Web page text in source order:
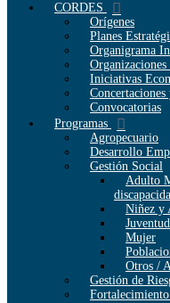
CORDES
Orígenes
Planes
Organigrama
Organizaciones
Iniciativas
Convocatorias
Programas
Agropecuario
Desarrollo
Gestión Social
Adulto
Niñez y
Juventud
Mujer
Otros /
Gestión de